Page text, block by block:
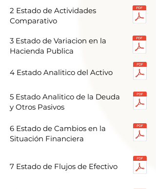
2 Estado de Actividades
Comparativo
3 Estado de Variacion en la
Hacienda Publica
4 Estado Analitico del Activo
5 Estado Analitico de la Deuda
y Otros Pasivos
6 Estado de Cambios en la
Situación Financiera
7 Estado de Flujos de Efectivo